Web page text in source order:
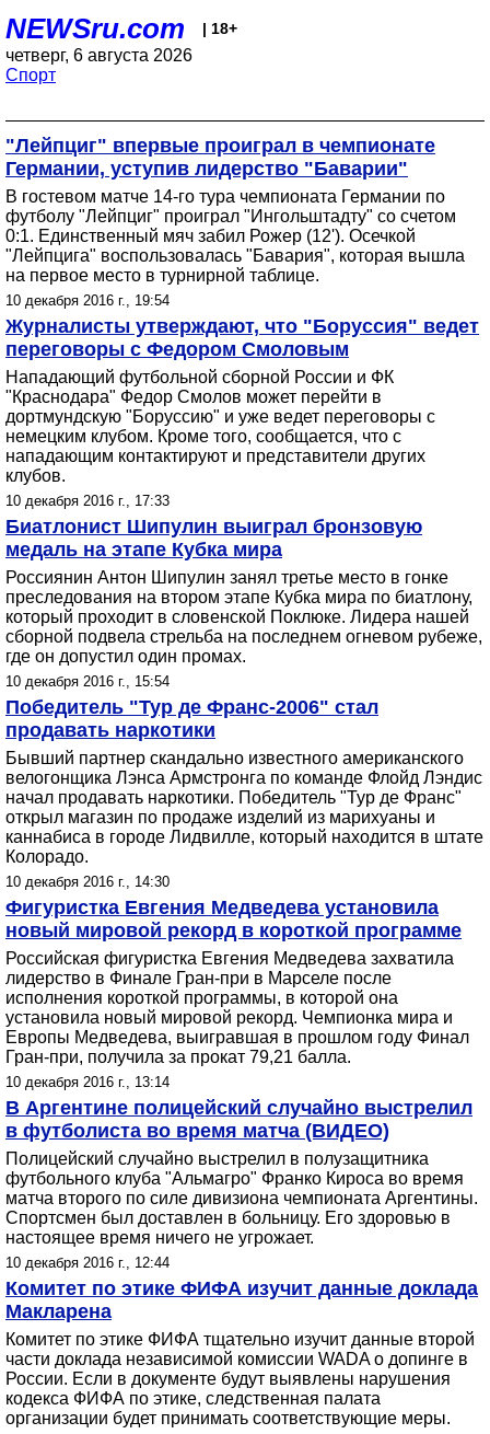
NEWSru.com | 18+
четверг, 6 августа 2026
Спорт
"Лейпциг" впервые проиграл в чемпионате
Германии, уступив лидерство "Баварии"
В гостевом матче 14-го тура чемпионата Германии по
футболу "Лейпциг" проиграл "Ингольштадту" со счетом
0:1. Единственный мяч забил Рожер (12'). Осечкой
"Лейпцига" воспользовалась "Бавария", которая вышла
на первое место в турнирной таблице.
10 декабря 2016 г., 19:54
Журналисты утверждают, что "Боруссия" ведет
переговоры с Федором Смоловым
Нападающий футбольной сборной России и ФК
"Краснодара" Федор Смолов может перейти в
дортмундскую "Боруссию" и уже ведет переговоры с
немецким клубом. Кроме того, сообщается, что с
нападающим контактируют и представители других
клубов.
10 декабря 2016 г., 17:33
Биатлонист Шипулин выиграл бронзовую
медаль на этапе Кубка мира
Россиянин Антон Шипулин занял третье место в гонке
преследования на втором этапе Кубка мира по биатлону,
который проходит в словенской Поклюке. Лидера нашей
сборной подвела стрельба на последнем огневом рубеже,
где он допустил один промах.
10 декабря 2016 г., 15:54
Победитель "Тур де Франс-2006" стал
продавать наркотики
Бывший партнер скандально известного американского
велогонщика Лэнса Армстронга по команде Флойд Лэндис
начал продавать наркотики. Победитель "Тур де Франс"
открыл магазин по продаже изделий из марихуаны и
каннабиса в городе Лидвилле, который находится в штате
Колорадо.
10 декабря 2016 г., 14:30
Фигуристка Евгения Медведева установила
новый мировой рекорд в короткой программе
Российская фигуристка Евгения Медведева захватила
лидерство в Финале Гран-при в Марселе после
исполнения короткой программы, в которой она
установила новый мировой рекорд. Чемпионка мира и
Европы Медведева, выигравшая в прошлом году Финал
Гран-при, получила за прокат 79,21 балла.
10 декабря 2016 г., 13:14
В Аргентине полицейский случайно выстрелил
в футболиста во время матча (ВИДЕО)
Полицейский случайно выстрелил в полузащитника
футбольного клуба "Альмагро" Франко Кироса во время
матча второго по силе дивизиона чемпионата Аргентины.
Спортсмен был доставлен в больницу. Его здоровью в
настоящее время ничего не угрожает.
10 декабря 2016 г., 12:44
Комитет по этике ФИФА изучит данные доклада
Макларена
Комитет по этике ФИФА тщательно изучит данные второй
части доклада независимой комиссии WADA о допинге в
России. Если в документе будут выявлены нарушения
кодекса ФИФА по этике, следственная палата
организации будет принимать соответствующие меры.